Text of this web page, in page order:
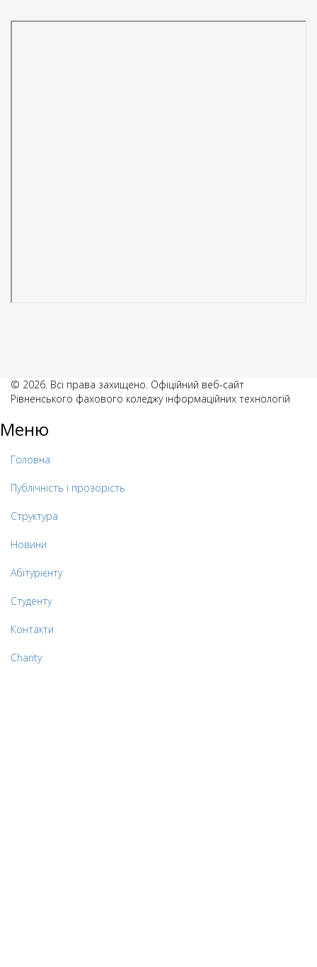
© 2026. Всі права захищено. Офіційний веб-сайт
Рівненського фахового коледжу інформаційних технологій
Меню
Головна
Публічність і прозорість
Структура
Новини
Абітурієнту
Студенту
Контакти
Charity